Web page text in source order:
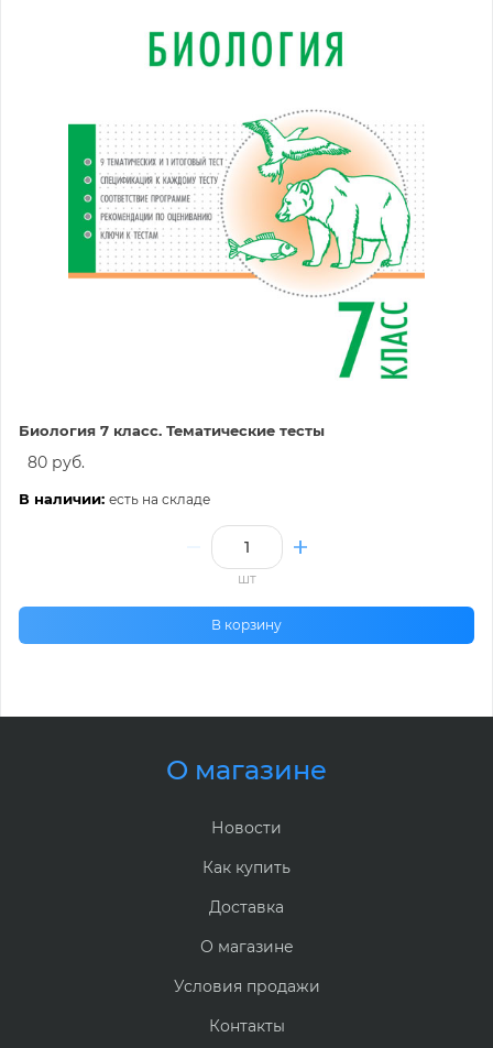
Биология 7 класс. Тематические тесты
80 руб.
В наличии: есть на складе
шт
В корзину
О магазине
Новости
Как купить
Доставка
О магазине
Условия продажи
Контакты